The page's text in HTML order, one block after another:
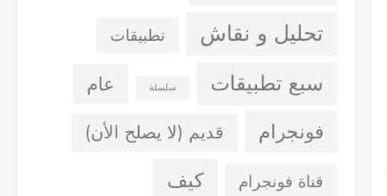
تحليل و نقاش تطبيقات
سبع تطبيقات سلسلة عام
فونجرام قديم (لا يصلح الأن)
قناة فونجرام كيف